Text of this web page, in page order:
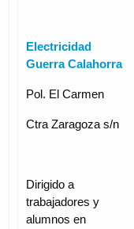
Electricidad
Guerra Calahorra
Pol. El Carmen
Ctra Zaragoza s/n
Dirigido a
trabajadores y
alumnos en